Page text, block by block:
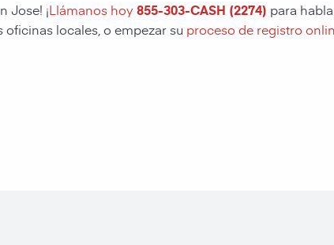
Jose! ¡Llámanos hoy 855-303-CASH (2274) para
oficinas locales, o empezar su proceso de registro